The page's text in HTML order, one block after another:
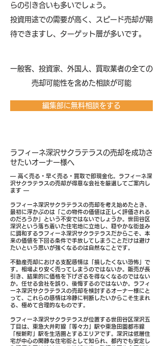
らの引き合いも多いでしょう。
投資用途での需要が高く、スピード売却が期
待できますし、ターゲット層が多いです。
​一般客、投資家、外国人、買取業者の全ての
売却可能性を含めた相談が可能
編集部に無料相談をする
ラフィーネ深沢サクラテラスの売却を成功さ
せたいオーナー様へ
― 高く売る・早く売る・買取で即現金化。ラフィーネ深
沢サクラテラスの売却が得意な会社を厳選してご案内し
ます ―
ラフィーネ深沢サクラテラスの売却を考え始めたとき、
最初に浮かぶのは「この物件の価値は正しく評価される
のだろうか」という不安ではないでしょうか。世田谷区
深沢という落ち着いた住宅地に立地し、穏やかな街並み
に調和するラフィーネ深沢サクラテラスだからこそ、本
来の価値を下回る条件で手放してしまうことだけは避け
たいという思いが強くなるのは自然なことです。
不動産売却における支配感情は「損したくない恐怖」で
す。相場より安く売ってしまうのではないか。販売が長
引き、結果的に価格を下げざるを得なくなるのではない
か。任せる会社を誤り、後悔するのではないか。ラフィ
ーネ深沢サクラテラスの売却を検討するオーナー様にと
って、これらの感情は冷静に判断したいからこそ生まれ
る、極めて合理的なものです。
ラフィーネ深沢サクラテラスが位置する世田谷区深沢五
丁目は、東急大井町線「等々力」駅や東急田園都市線
「桜新町」駅を生活圏とするエリアです。深沢は低層住
宅が中心の閑静な住宅街として知られ、都内でも安定し